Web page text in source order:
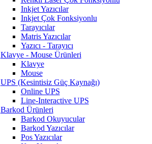
Inkjet Yazıcılar
Inkjet Çok Fonksiyonlu
Tarayıcılar
Matris Yazıcılar
Yazıcı - Tarayıcı
Klavye - Mouse Ürünleri
Klavye
Mouse
UPS (Kesintisiz Güç Kaynağı)
Online UPS
Line-Interactive UPS
Barkod Ürünleri
Barkod Okuyucular
Barkod Yazıcılar
Pos Yazıcılar